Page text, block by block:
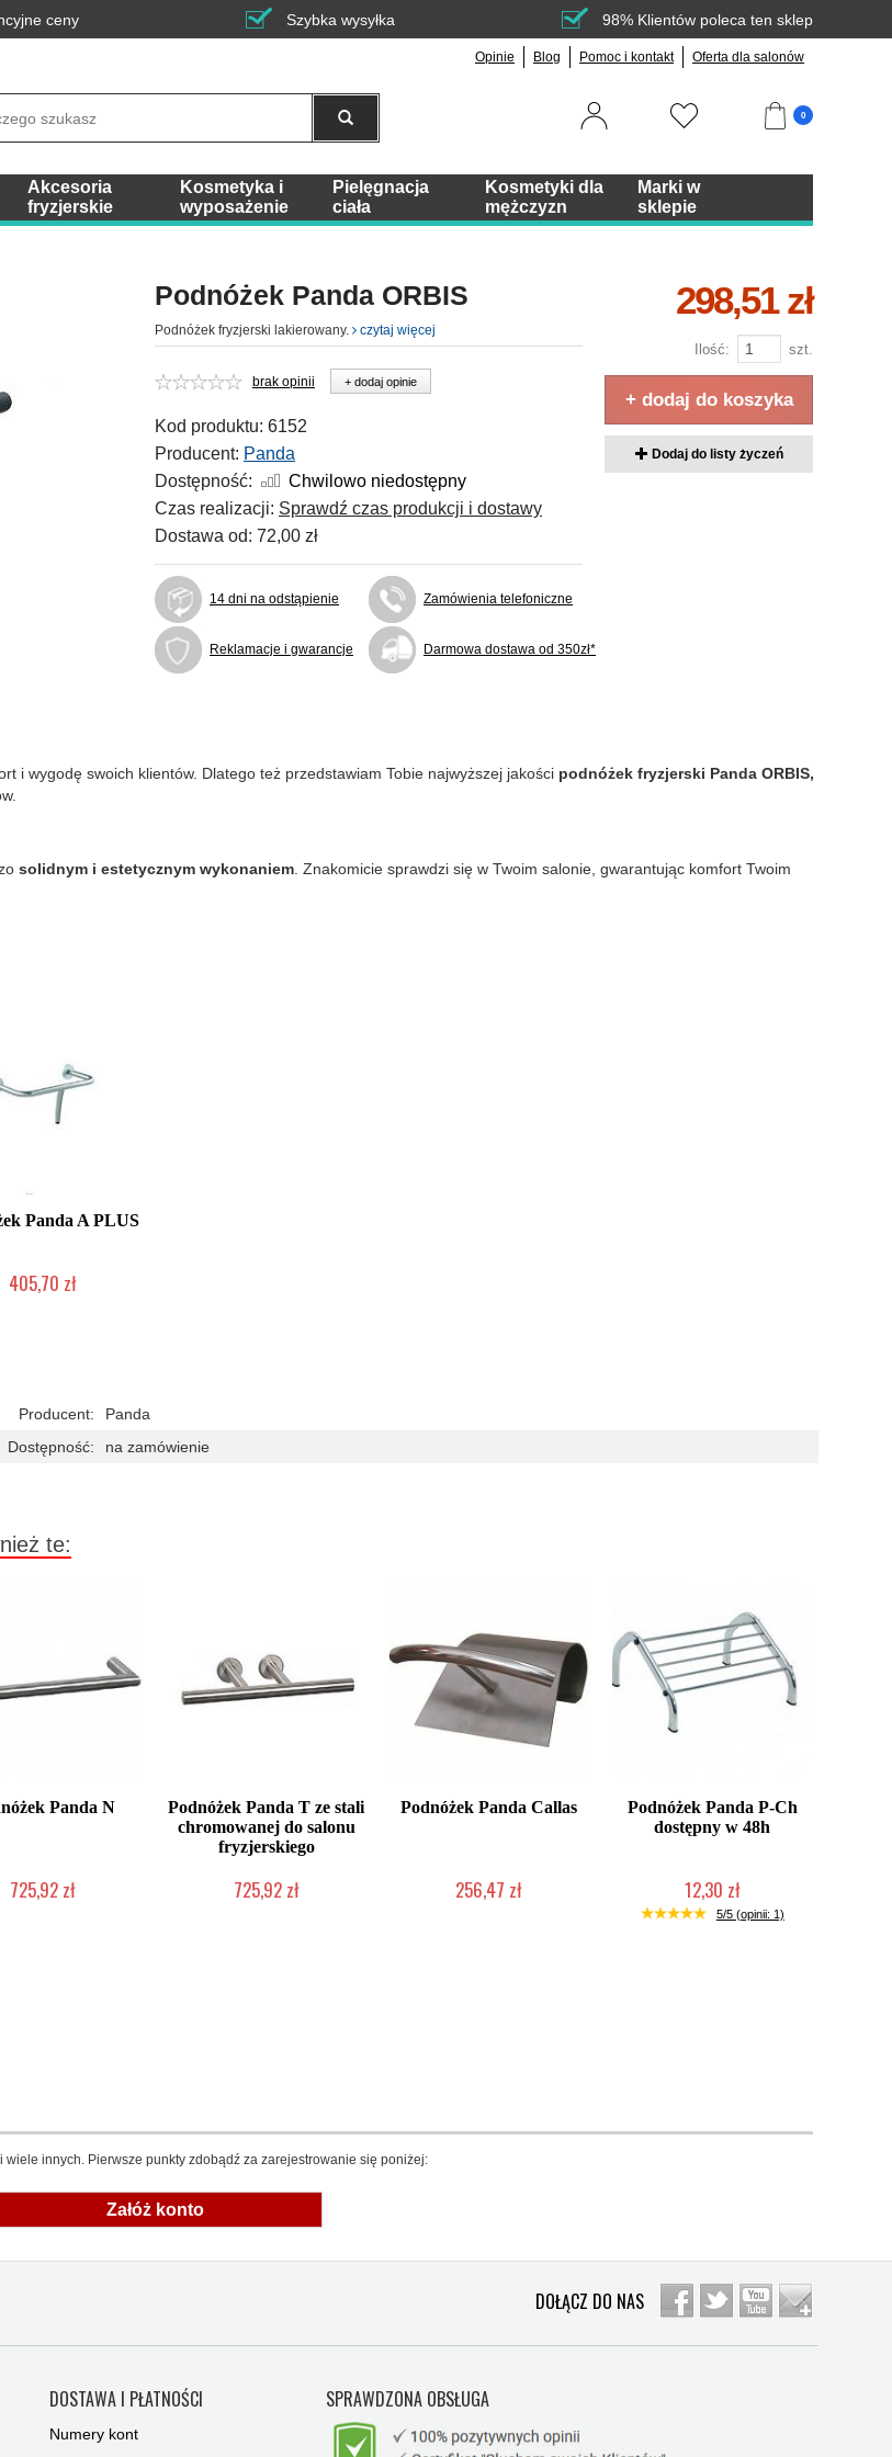
ceny Szybka wysyłka 98% Klientów poleca ten sklep
Opinie Blog Pomoc i kontakt Oferta dla salonów
0
Akcesoria
fryzjerskie
Kosmetyka i
wyposażenie
Pielęgnacja
ciała
Kosmetyki dla
mężczyzn
Marki w
sklepie
Podnóżek Panda ORBIS
Podnóżek fryzjerski lakierowany. czytaj więcej
brak opinii + dodaj opinie
Kod produktu: 6152
Producent: Panda
Dostępność:
Chwilowo niedostępny
Czas realizacji: Sprawdź czas produkcji i dostawy
Dostawa od: 72,00 zł
14 dni na odstąpienie Zamówienia telefoniczne
Reklamacje i gwarancje Darmowa dostawa od 350zł*
298,51 zł
Ilość: szt.
+ dodaj do koszyka
Dodaj do listy życzeń
i wygodę swoich klientów. Dlatego też przedstawiam Tobie najwyższej jakości podnóżek fryzjerski Panda ORBIS,
solidnym i estetycznym wykonaniem . Znakomicie sprawdzi się w Twoim salonie, gwarantując komfort Twoim
Panda A PLUS
405,70 zł
Producent:
Panda
Dostępność:
na zamówienie
te:
Panda N
725,92 zł
Podnóżek Panda T ze stali
chromowanej do salonu
fryzjerskiego
725,92 zł
Podnóżek Panda Callas
256,47 zł
Podnóżek Panda P-Ch
dostępny w 48h
12,30 zł
Produkt wycofany
5/5 (opinii: 1)
innych. Pierwsze punkty zdobądź za zarejestrowanie się poniżej:
Załóż konto
DOŁĄCZ DO NAS
DOSTAWA I PŁATNOŚCI
Numery kont
SPRAWDZONA OBSŁUGA